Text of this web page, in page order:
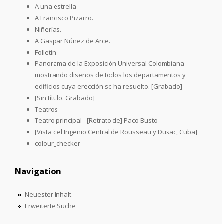
A una estrella
A Francisco Pizarro.
Niñerías.
A Gaspar Núñez de Arce.
Folletín
Panorama de la Exposición Universal Colombiana
mostrando diseños de todos los departamentos y
edificios cuya erección se ha resuelto. [Grabado]
[Sin título. Grabado]
Teatros
Teatro principal - [Retrato de] Paco Busto
[Vista del Ingenio Central de Rousseau y Dusac, Cuba]
colour_checker
Navigation
Neuester Inhalt
Erweiterte Suche